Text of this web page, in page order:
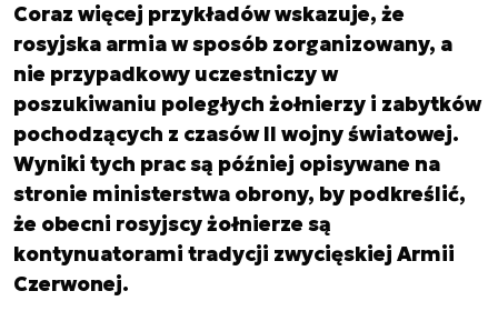
Coraz więcej przykładów wskazuje, że
rosyjska armia w sposób zorganizowany, a
nie przypadkowy uczestniczy w
poszukiwaniu poległych żołnierzy i zabytków
pochodzących z czasów II wojny światowej.
Wyniki tych prac są później opisywane na
stronie ministerstwa obrony, by podkreślić,
że obecni rosyjscy żołnierze są
kontynuatorami tradycji zwycięskiej Armii
Czerwonej.